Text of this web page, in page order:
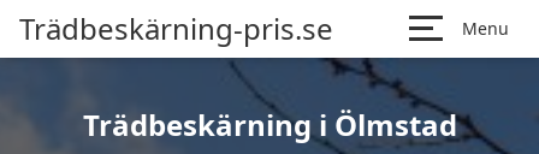
Trädbeskärning-pris.se Menu
Trädbeskärning i Ölmstad